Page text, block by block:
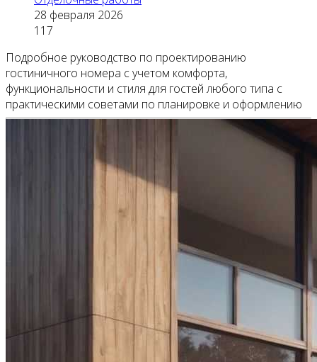
28 февраля 2026
117
Подробное руководство по проектированию
гостиничного номера с учетом комфорта,
функциональности и стиля для гостей любого типа с
практическими советами по планировке и оформлению